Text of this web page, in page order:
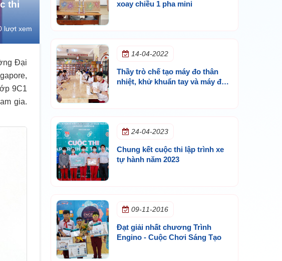
thi
lượt xem
Đại
9C1
gia.
xoay chiều 1 pha mini
14-04-2022
Thầy trò chế tạo máy đo thân
nhiệt, khử khuẩn tay và máy đo
24-04-2023
Chung kết cuộc thi lập trình xe
tự hành năm 2023
09-11-2016
Đạt giải nhất chương Trình
Engino - Cuộc Chơi Sáng Tạo